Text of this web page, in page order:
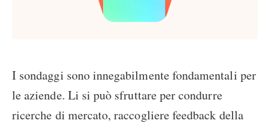
I sondaggi sono innegabilmente fondamentali per
le aziende. Li si può sfruttare per condurre
ricerche di mercato, raccogliere feedback della